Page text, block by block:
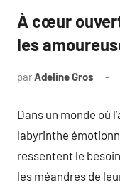
À cœur
les
parAdeline Gros
Dans un monde où
labyrinthe
ressentent le
les méandres de